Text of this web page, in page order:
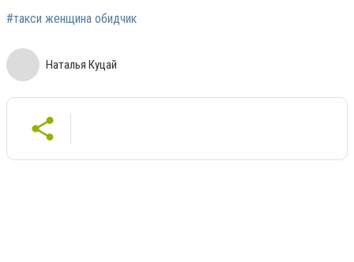
#такси женщина обидчик
Наталья Куцай